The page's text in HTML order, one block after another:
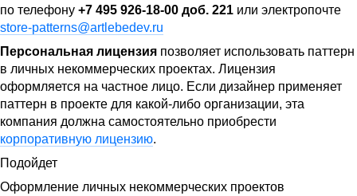
по телефону +7 495 926-18-00 доб. 221 или электропочте
store-patterns@artlebedev.ru
Персональная лицензия позволяет использовать паттерн
в личных некоммерческих проектах. Лицензия
оформляется на частное лицо. Если дизайнер применяет
паттерн в проекте для какой-либо организации, эта
компания должна самостоятельно приобрести
корпоративную лицензию.
Подойдет
Оформление личных некоммерческих проектов